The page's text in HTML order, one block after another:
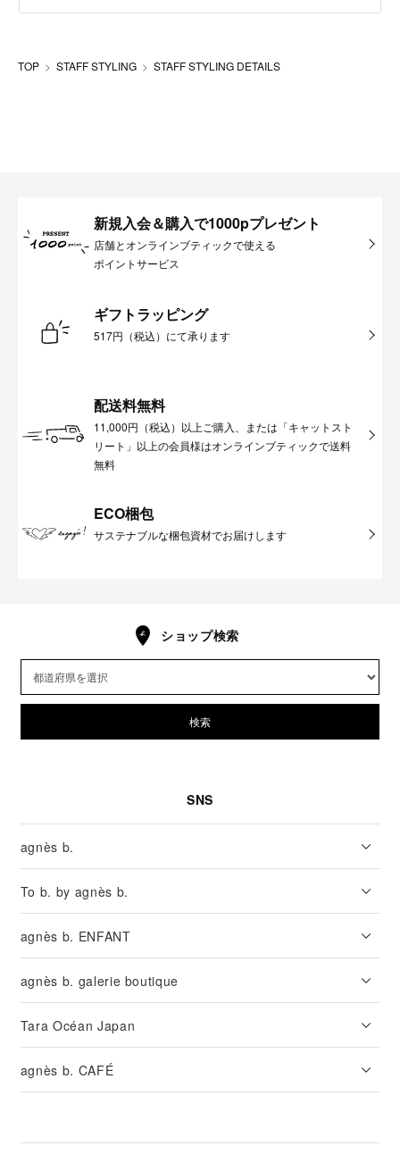
TOP STAFF STYLING STAFF STYLING DETAILS
新規入会＆購入で1000pプレゼント
店舗とオンラインブティックで使える
ポイントサービス
ギフトラッピング
517円（税込）にて承ります
配送料無料
11,000円（税込）以上ご購入、または「キャットスト
リート」以上の会員様はオンラインブティックで送料
無料
ECO梱包
サステナブルな梱包資材でお届けします
ショップ検索
検索
SNS
agnès b.
To b. by agnès b.
agnès b. ENFANT
agnès b. galerie boutique
Tara Océan Japan
agnès b. CAFÉ